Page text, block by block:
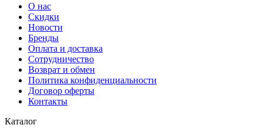
О нас
Скидки
Новости
Бренды
Оплата и доставка
Сотрудничество
Возврат и обмен
Политика конфиденциальности
Договор оферты
Контакты
Каталог